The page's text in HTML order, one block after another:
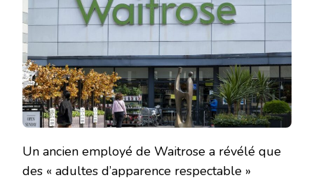
Un ancien employé de Waitrose a révélé que
des « adultes d’apparence respectable »